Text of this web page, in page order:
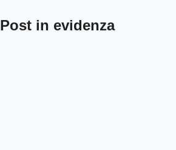
Post in evidenza